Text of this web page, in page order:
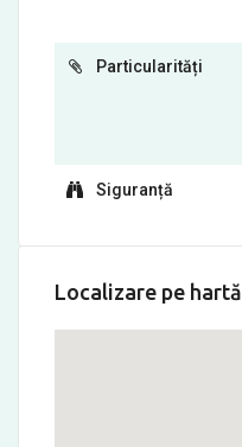
Particularități
Siguranță
Localizare pe hartă